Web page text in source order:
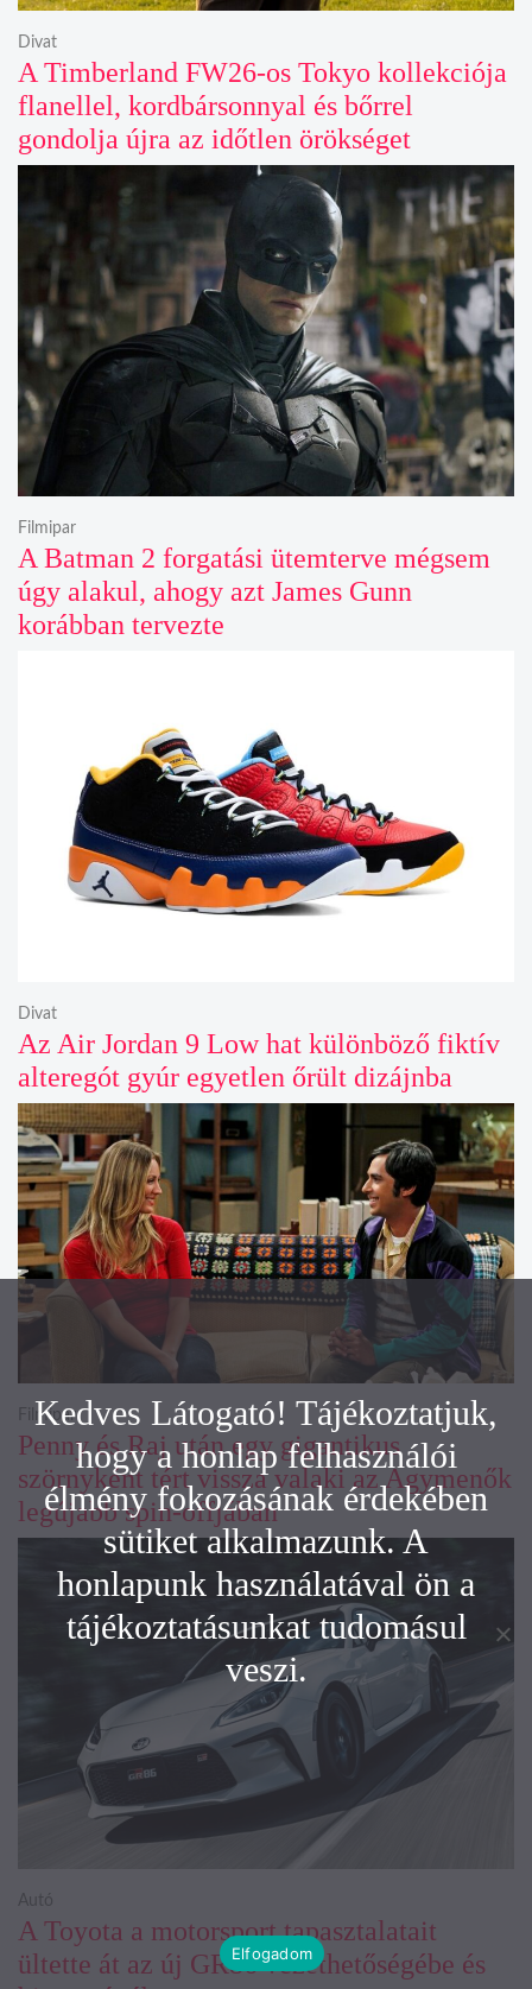
A Timberland FW26-os Tokyo kollekciója
flanellel, kordbársonnyal és bőrrel
gondolja újra az időtlen örökséget
Divat
A Batman 2 forgatási ütemterve mégsem
úgy alakul, ahogy azt James Gunn
korábban tervezte
Filmipar
Az Air Jordan 9 Low hat különböző fiktív
alteregót gyúr egyetlen őrült dizájnba
Divat
Penny és Raj után egy gigantikus
szörnyként tért vissza valaki az Agymenők
legújabb spin-offjában
Filmipar
A Toyota a motorsport tapasztalatait
ültette át az új GR86 vezethetőségébe és
Autó
Kedves Látogató! Tájékoztatjuk,
hogy a honlap felhasználói
élmény fokozásának érdekében
sütiket alkalmazunk. A
honlapunk használatával ön a
tájékoztatásunkat tudomásul
veszi.
Elfogadom